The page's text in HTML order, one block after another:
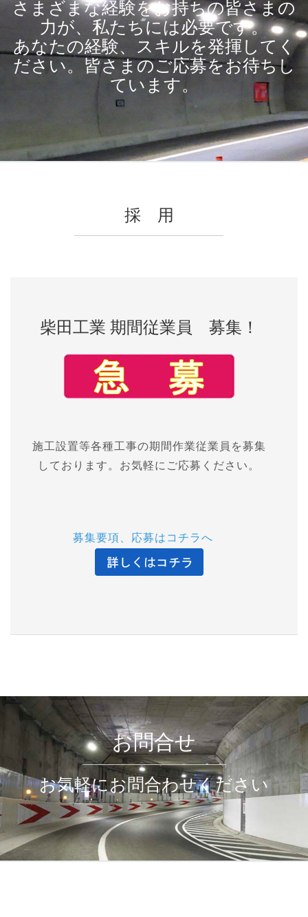
さまざまな経験をお持ちの皆さまの
力が、私たちには必要です。
あなたの経験、スキルを発揮してく
ださい。皆さまのご応募をお待ちし
ています。
採 用
柴田工業 期間従業員 募集！
施工設置等各種工事の期間作業従業員を募集
しております。お気軽にご応募ください。
募集要項、応募はコチラへ
お問合せ
お気軽にお問合わせください